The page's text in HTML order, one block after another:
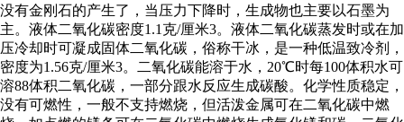
没有金刚石的产生了，当压力下降时，生成物也主要以石墨为
主。 液体二氧化碳密度1.1克/厘米3。液体二氧化碳蒸发时或在加
压冷却时可凝成固体二氧化碳，俗称干冰，是一种低温致冷剂，
密度为1.56克/厘米3。二氧化碳能溶于水，20℃时每100体积水可
溶88体积二氧化碳，一部分跟水反应生成碳酸。化学性质稳定，
没有可燃性，一般不支持燃烧，但活泼金属可在二氧化碳中燃